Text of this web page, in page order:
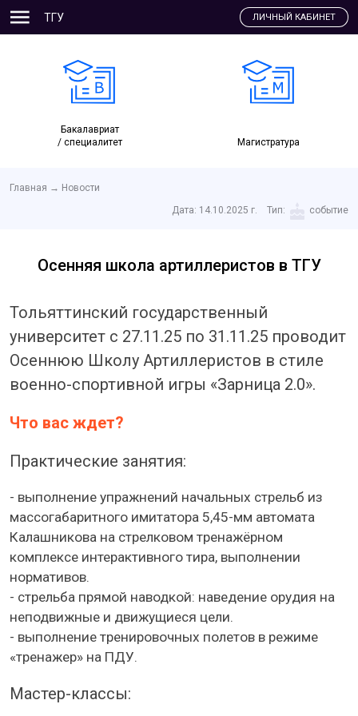
ТГУ ЛИЧНЫЙ КАБИНЕТ
Бакалавриат
/ специалитет
Магистратура
Главная → Новости
Дата: 14.10.2025 г. Тип: событие
Осенняя школа артиллеристов в ТГУ
Тольяттинский государственный
университет с 27.11.25 по 31.11.25 проводит
Осеннюю Школу Артиллеристов в стиле
военно-спортивной игры «Зарница 2.0».
Что вас ждет?
Практические занятия:
- выполнение упражнений начальных стрельб из
массогабаритного имитатора 5,45-мм автомата
Калашникова на стрелковом тренажёрном
комплексе интерактивного тира, выполнении
нормативов.
- стрельба прямой наводкой: наведение орудия на
неподвижные и движущиеся цели.
- выполнение тренировочных полетов в режиме
«тренажер» на ПДУ.
Мастер-классы: